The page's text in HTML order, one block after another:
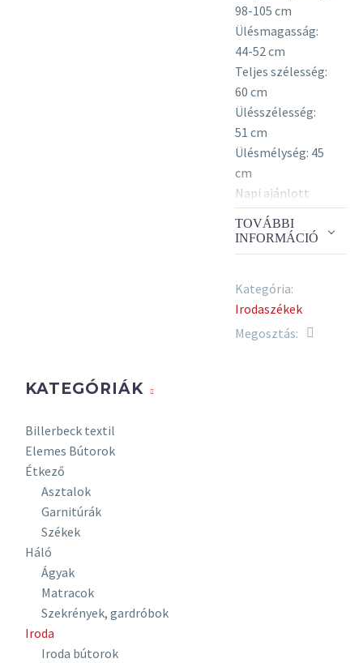
98-105 cm
Ülésmagasság:
44-52 cm
Teljes szélesség:
60 cm
Ülésszélesség:
51 cm
Ülésmélység: 45
cm
Napi ajánlott
használati idő: 7-
10 óra
Forgószék
aszinkron
Támla felület:
kárpitozott
TOVÁBBI
INFORMÁCIÓ
Kategória:
Irodaszékek
Megosztás:
KATEGÓRIÁK
Billerbeck textil
Elemes Bútorok
Étkező
Asztalok
Garnitúrák
Székek
Háló
Ágyak
Matracok
Szekrények, gardróbok
Iroda
Iroda bútorok